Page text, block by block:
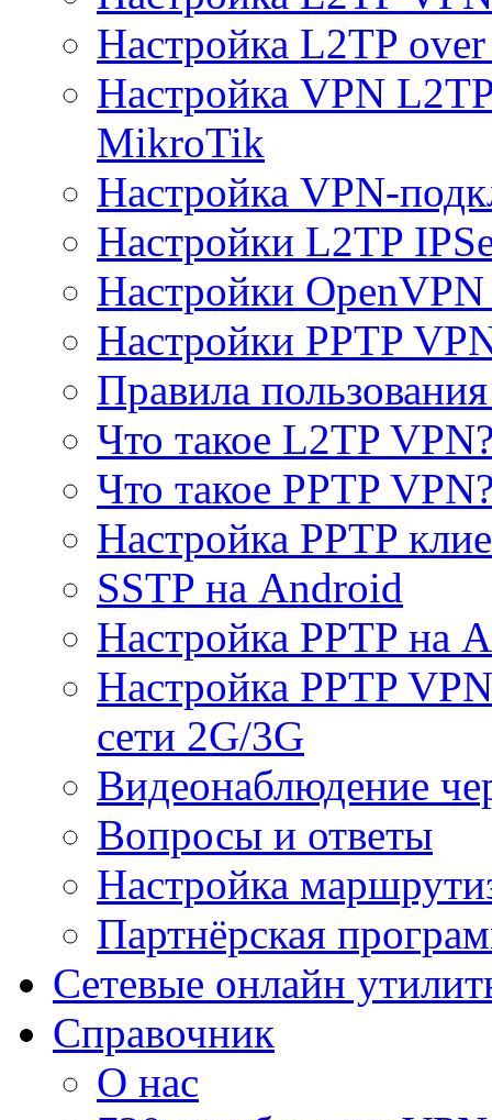
Настройка L2TP
Настройка VPN
MikroTik
Настройка VPN-
Настройки L2TP
Настройки
Настройки PPTP
Правила
Что такое L2TP
Что такое PPTP
Настройка PPTP
SSTP на Android
Настройка PPTP на
Настройка PPTP
сети 2G/3G
Видеонаблюдение
Вопросы и ответы
Настройка
Партнёрская
Сетевые онлайн
Справочник
О нас